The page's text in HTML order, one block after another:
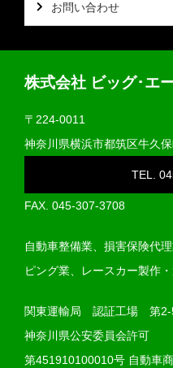
お問い合わせ
株式会社 ビッグ･エ
〒224-0011
神奈川県横浜市都筑区牛久
TEL.
FAX. 045‐307‐3708
自動車整備業、損害保険代
ピング業、レースカー製作
関東運輸局 認証工場 第2-
神奈川県公安委員会許可
第451910100010号 自動車商